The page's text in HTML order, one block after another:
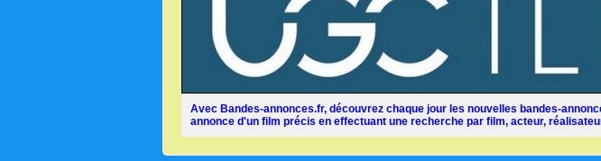
Avec Bandes-annonces.fr, découvrez chaque jour les nouvelles bandes-
annonce d'un film précis en effectuant une recherche par film, acteur,